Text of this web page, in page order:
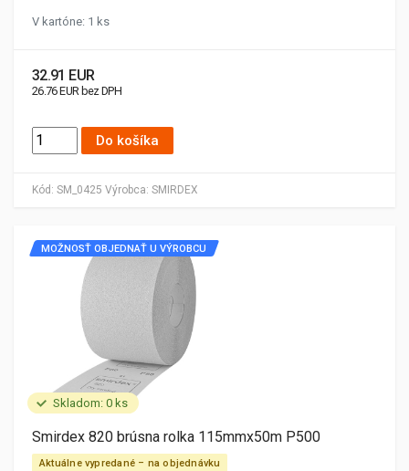
Kód: SM_0425 Výrobca: SMIRDEX
V kartóne: 1 ks
32.91 EUR
26.76 EUR bez DPH
Do košíka
Skladom: 0 ks
MOŽNOSŤ OBJEDNAŤ U VÝROBCU
Smirdex 820 brúsna rolka 115mmx50m P500
Aktuálne vypredané – na objednávku